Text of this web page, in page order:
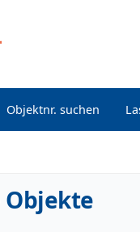
Objektnr. suchen